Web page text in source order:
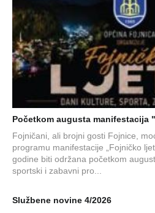
Početkom augusta manifestacija
Fojničani, ali brojni gosti Fojnice,
programu manifestacije „Fojničko
godine biti održana početkom
sportski i zabavni pro...
Službene novine 4/2026